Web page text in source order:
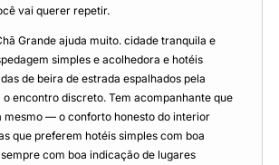
vai querer repetir.
Grande ajuda muito. cidade tranquila e
simples e acolhedora e hotéis
de beira de estrada espalhados pela
encontro discreto. Tem acompanhante que
mesmo — o conforto honesto do interior
que preferem hotéis simples com boa
com boa indicação de lugares